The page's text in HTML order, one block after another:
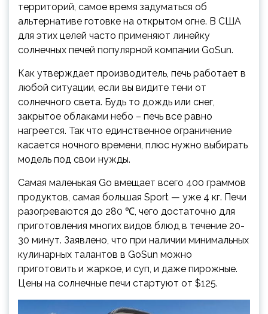
территорий, самое время задуматься об
альтернативе готовке на открытом огне. В США
для этих целей часто применяют линейку
солнечных печей популярной компании GoSun.
Как утверждает производитель, печь работает в
любой ситуации, если вы видите тени от
солнечного света. Будь то дождь или снег,
закрытое облаками небо – печь все равно
нагреется. Так что единственное ограничение
касается ночного времени, плюс нужно выбирать
модель под свои нужды.
Самая маленькая Go вмещает всего 400 граммов
продуктов, самая большая Sport — уже 4 кг. Печи
разогреваются до 280 ℃, чего достаточно для
приготовления многих видов блюд в течение 20-
30 минут. Заявлено, что при наличии минимальных
кулинарных талантов в GoSun можно
приготовить и жаркое, и суп, и даже пирожные.
Цены на солнечные печи стартуют от $125.